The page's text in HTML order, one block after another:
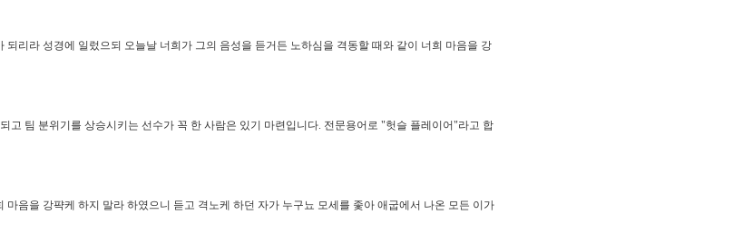
리라 성경에 일렀으되 오늘날 너희가 그의 음성을 듣거든 노하심을 격동할 때와 같이 너희 마음을 강
팀 분위기를 상승시키는 선수가 꼭 한 사람은 있기 마련입니다. 전문용어로 "헛슬 플레이어"라고 합
음을 강퍅케 하지 말라 하였으니 듣고 격노케 하던 자가 누구뇨 모세를 좇아 애굽에서 나온 모든 이가